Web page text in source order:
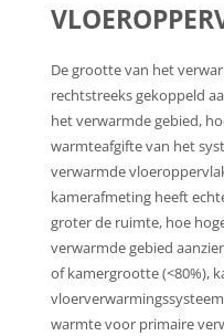
De grootte van het
rechtstreeks gekoppeld
het verwarmde gebied,
warmteafgifte van het
verwarmde
kamerafmeting heeft
groter de ruimte, hoe
verwarmde gebied
of kamergrootte (<80%),
warmte voor primaire